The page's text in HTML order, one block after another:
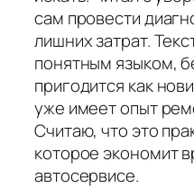
сам провести
лишних затрат.
понятным языком,
пригодится как
уже имеет опыт
Считаю, что это
которое экономит
автосервисе.